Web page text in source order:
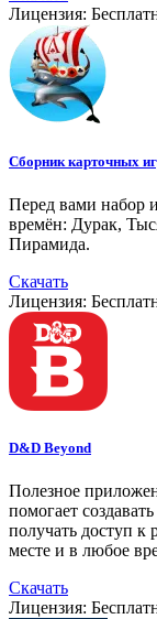
Лицензия:
Сборник карточных
Перед вами набор
времён: Дурак,
Пирамида.
Скачать
Лицензия:
D&D Beyond
Полезное
помогает
получать доступ
месте и в любое
Скачать
Лицензия: